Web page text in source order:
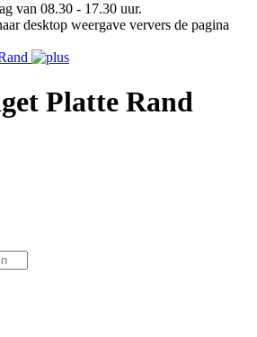
van 08.30 - 17.30 uur.
desktop weergave ververs de pagina
Platte Rand